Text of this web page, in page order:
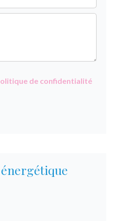
de confidentialité